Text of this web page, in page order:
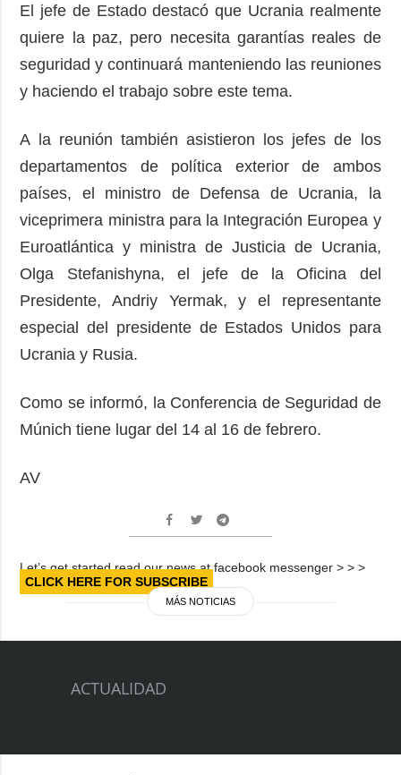
El jefe de Estado destacó que Ucrania realmente
quiere la paz, pero necesita garantías reales de
seguridad y continuará manteniendo las reuniones
y haciendo el trabajo sobre este tema.
A la reunión también asistieron los jefes de los
departamentos de política exterior de ambos
países, el ministro de Defensa de Ucrania, la
viceprimera ministra para la Integración Europea y
Euroatlántica y ministra de Justicia de Ucrania,
Olga Stefanishyna, el jefe de la Oficina del
Presidente, Andriy Yermak, y el representante
especial del presidente de Estados Unidos para
Ucrania y Rusia.
Como se informó, la Conferencia de Seguridad de
Múnich tiene lugar del 14 al 16 de febrero.
AV
Let’s get started read our news at facebook messenger > > >
CLICK HERE FOR SUBSCRIBE
MÁS NOTICIAS
ACTUALIDAD